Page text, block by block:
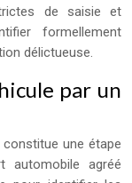
de saisie et
formellement
délictueuse.
par un
constitue une étape
automobile agréé